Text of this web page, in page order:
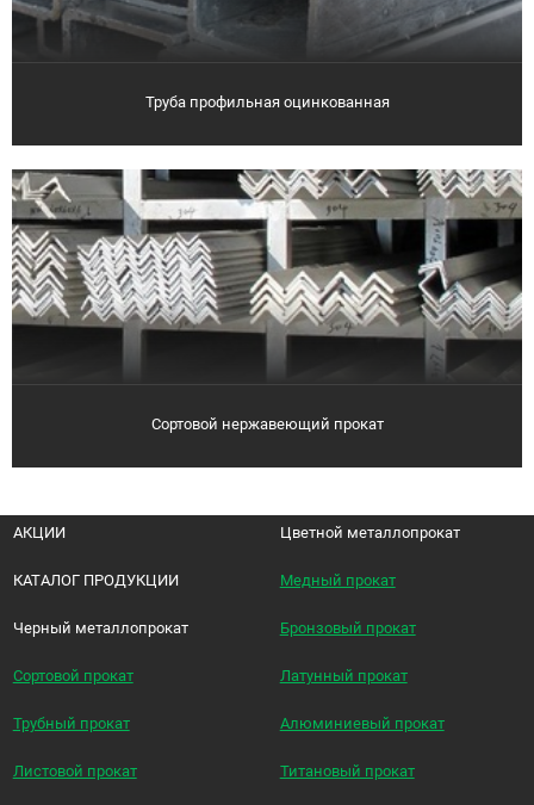
Труба профильная оцинкованная
Сортовой нержавеющий прокат
АКЦИИ
КАТАЛОГ ПРОДУКЦИИ
Черный металлопрокат
Сортовой прокат
Трубный прокат
Листовой прокат
Цветной металлопрокат
Медный прокат
Бронзовый прокат
Латунный прокат
Алюминиевый прокат
Титановый прокат